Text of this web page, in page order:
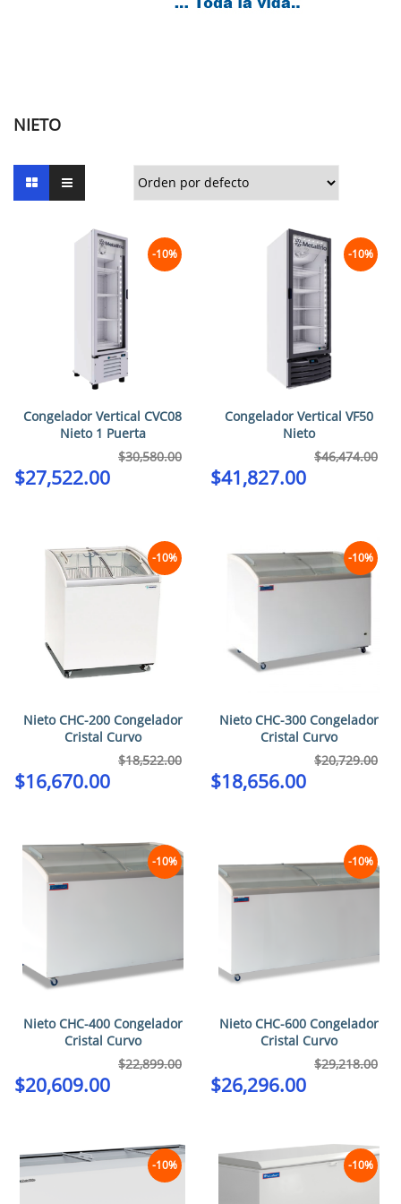
NIETO
-10%
Congelador Vertical CVC08
Nieto 1 Puerta
$30,580.00
$27,522.00
-10%
Congelador Vertical VF50
Nieto
$46,474.00
$41,827.00
-10%
Nieto CHC-200 Congelador
Cristal Curvo
$18,522.00
$16,670.00
-10%
Nieto CHC-300 Congelador
Cristal Curvo
$20,729.00
$18,656.00
-10%
Nieto CHC-400 Congelador
Cristal Curvo
$22,899.00
$20,609.00
-10%
Nieto CHC-600 Congelador
Cristal Curvo
$29,218.00
$26,296.00
-10% -10%